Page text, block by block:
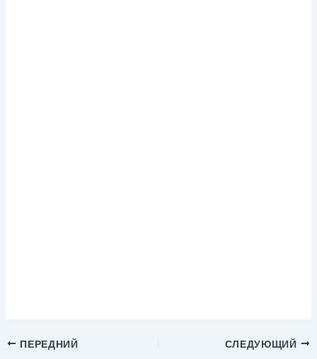
ПЕРЕДНИЙ СЛЕДУЮЩИЙ